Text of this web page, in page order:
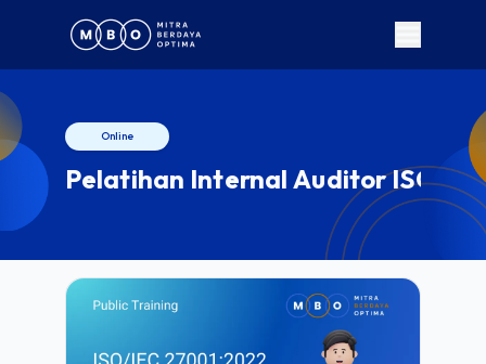
Online
Pelatihan Internal Auditor ISO/